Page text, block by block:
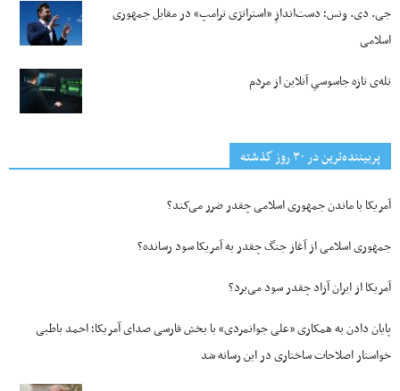
جی‌. دی. ونس؛ دست‌اندازِ «استراتژی ترامپ» در مقابل جمهوری
اسلامی
تله‌ی تازه جاسوسیِ آنلاین از مردم
پربیننده‌ترین‌ در ۳۰ روز گذشته
آمریکا با ماندن جمهوری اسلامی چقدر ضرر می‌کند؟
جمهوری اسلامی از آغاز جنگ چقدر به آمریکا سود رسانده؟
آمریکا از ایران آزاد چقدر سود می‌برد؟
پایان دادن به همکاری «علی جوانمردی» با بخش فارسی صدای آمریکا؛ احمد باطبی
خواستار اصلاحات ساختاری در این رسانه شد